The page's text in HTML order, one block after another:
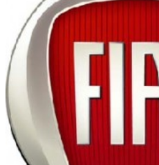
Services
Forum
Marques